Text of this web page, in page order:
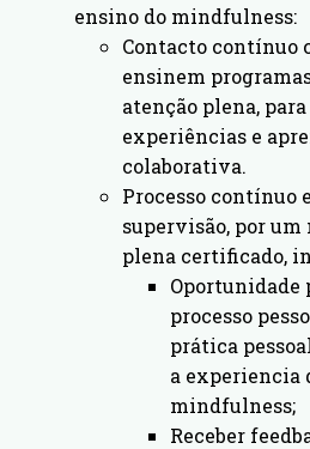
ensino do mindfulness:
Contacto contínuo
ensinem
atenção plena,
experiências e
colaborativa.
Processo contínuo
supervisão, por
plena certificado,
Oportunidade
processo
prática
a experiencia
mindfulness;
Receber